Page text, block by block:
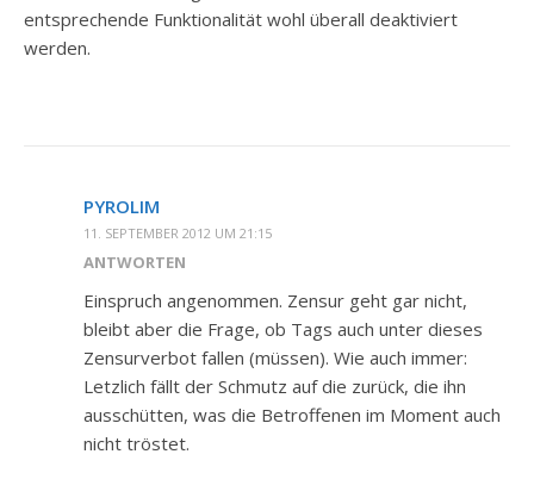
entsprechende Funktionalität wohl überall deaktiviert
werden.
PYROLIM
11. SEPTEMBER 2012 UM 21:15
ANTWORTEN
Einspruch angenommen. Zensur geht gar nicht,
bleibt aber die Frage, ob Tags auch unter dieses
Zensurverbot fallen (müssen). Wie auch immer:
Letzlich fällt der Schmutz auf die zurück, die ihn
ausschütten, was die Betroffenen im Moment auch
nicht tröstet.